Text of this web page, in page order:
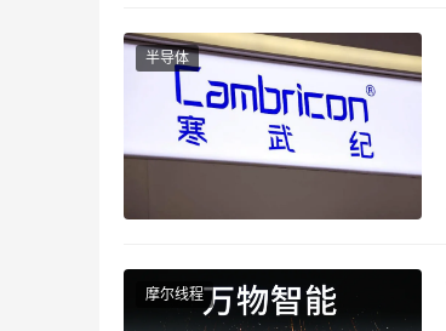
半导体
摩尔线程